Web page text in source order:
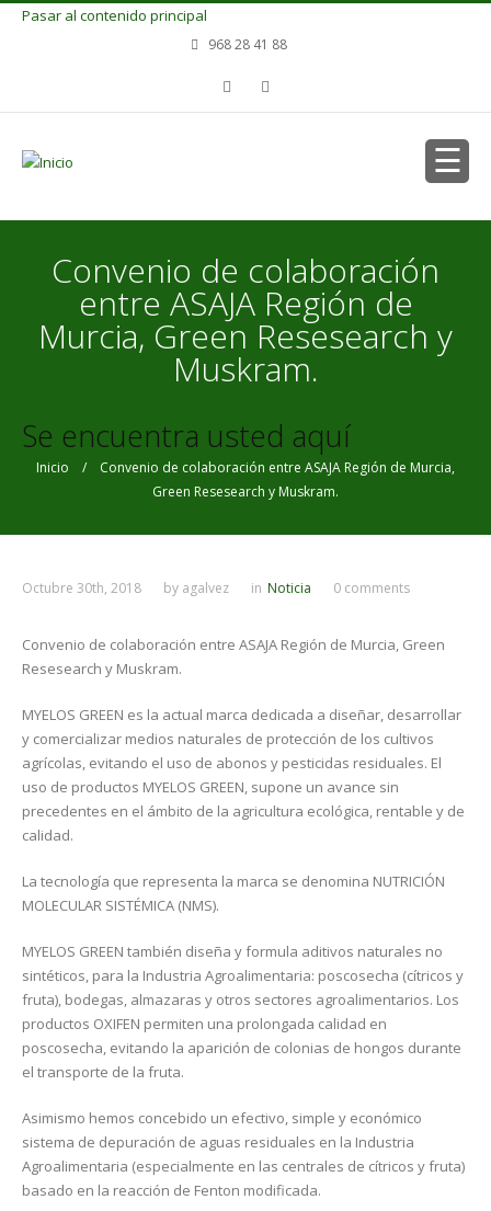
Pasar al contenido principal
968 28 41 88
Convenio de colaboración
entre ASAJA Región de
Murcia, Green Resesearch y
Muskram.
Se encuentra usted aquí
Inicio / Convenio de colaboración entre ASAJA Región de Murcia,
Green Resesearch y Muskram.
Octubre 30th, 2018 by agalvez in Noticia 0 comments
Convenio de colaboración entre ASAJA Región de Murcia, Green
Resesearch y Muskram.
MYELOS GREEN es la actual marca dedicada a diseñar, desarrollar
y comercializar medios naturales de protección de los cultivos
agrícolas, evitando el uso de abonos y pesticidas residuales. El
uso de productos MYELOS GREEN, supone un avance sin
precedentes en el ámbito de la agricultura ecológica, rentable y de
calidad.
La tecnología que representa la marca se denomina NUTRICIÓN
MOLECULAR SISTÉMICA (NMS).
MYELOS GREEN también diseña y formula aditivos naturales no
sintéticos, para la Industria Agroalimentaria: poscosecha (cítricos y
fruta), bodegas, almazaras y otros sectores agroalimentarios. Los
productos OXIFEN permiten una prolongada calidad en
poscosecha, evitando la aparición de colonias de hongos durante
el transporte de la fruta.
Asimismo hemos concebido un efectivo, simple y económico
sistema de depuración de aguas residuales en la Industria
Agroalimentaria (especialmente en las centrales de cítricos y fruta)
basado en la reacción de Fenton modificada.